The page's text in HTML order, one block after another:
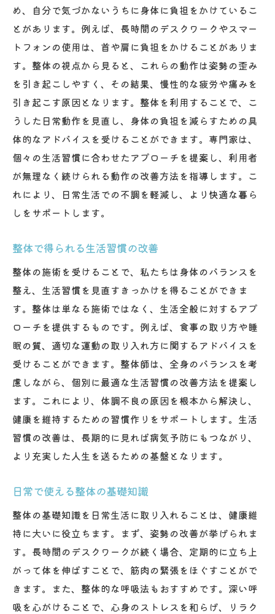
め、自分で気づかないうちに身体に負担をかけているこ
とがあります。例えば、長時間のデスクワークやスマー
トフォンの使用は、首や肩に負担をかけることがありま
す。整体の視点から見ると、これらの動作は姿勢の歪み
を引き起こしやすく、その結果、慢性的な疲労や痛みを
引き起こす原因となります。整体を利用することで、こ
うした日常動作を見直し、身体の負担を減らすための具
体的なアドバイスを受けることができます。専門家は、
個々の生活習慣に合わせたアプローチを提案し、利用者
が無理なく続けられる動作の改善方法を指導します。こ
れにより、日常生活での不調を軽減し、より快適な暮ら
しをサポートします。
整体で得られる生活習慣の改善
整体の施術を受けることで、私たちは身体のバランスを
整え、生活習慣を見直すきっかけを得ることができま
す。整体は単なる施術ではなく、生活全般に対するアプ
ローチを提供するものです。例えば、食事の取り方や睡
眠の質、適切な運動の取り入れ方に関するアドバイスを
受けることができます。整体師は、全身のバランスを考
慮しながら、個別に最適な生活習慣の改善方法を提案し
ます。これにより、体調不良の原因を根本から解決し、
健康を維持するための習慣作りをサポートします。生活
習慣の改善は、長期的に見れば病気予防にもつながり、
より充実した人生を送るための基盤となります。
日常で使える整体の基礎知識
整体の基礎知識を日常生活に取り入れることは、健康維
持に大いに役立ちます。まず、姿勢の改善が挙げられま
す。長時間のデスクワークが続く場合、定期的に立ち上
がって体を伸ばすことで、筋肉の緊張をほぐすことがで
きます。また、整体的な呼吸法もおすすめです。深い呼
吸を心がけることで、心身のストレスを和らげ、リラク